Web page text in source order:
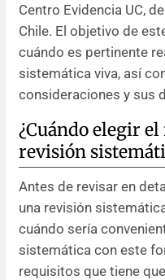
Centro Evidencia UC,
Chile. El objetivo de
cuándo es pertinente
sistemática viva, así
consideraciones y sus
¿Cuándo elegir
revisión
Antes de revisar en
una revisión
cuándo sería
sistemática con este
requisitos que tiene